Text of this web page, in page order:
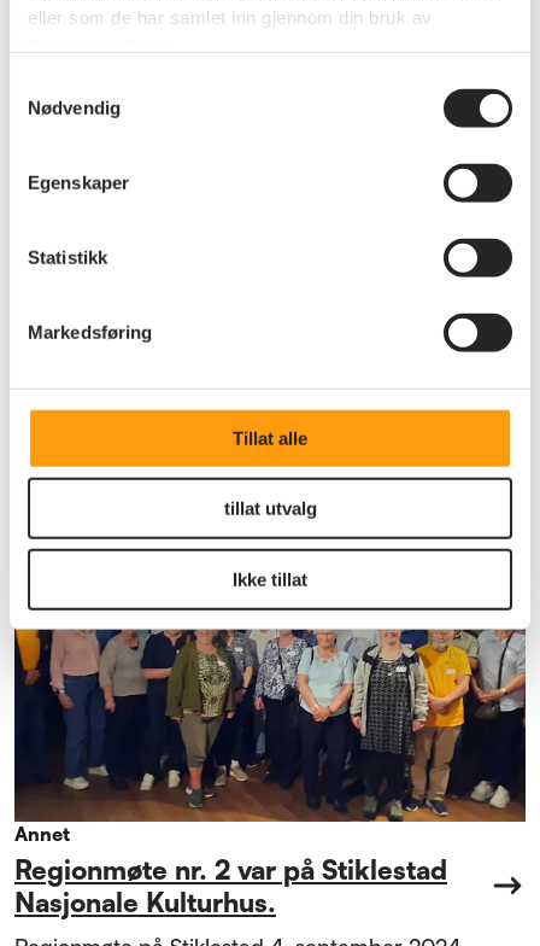
eller som de har samlet inn gjennom din bruk av
Nødvendig
Egenskaper
Statistikk
Markedsføring
Tillat alle
tillat utvalg
Ikke tillat
Kåseri om livet som Pensjonist.
Annet
Regionmøte nr. 2 var på Stiklestad
Nasjonale Kulturhus.